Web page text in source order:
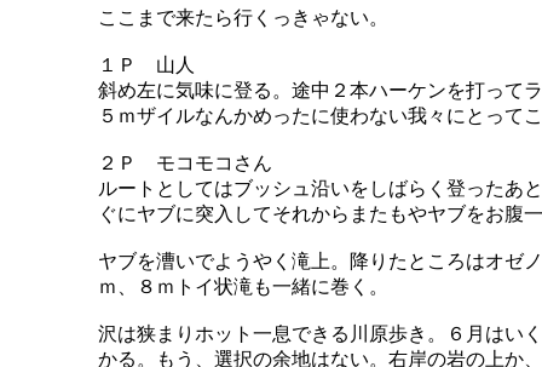
ここまで来たら行くっきゃない。
１Ｐ 山人
斜め左に気味に登る。途中２本ハーケンを打って
５ｍザイルなんかめったに使わない我々にとって
２Ｐ モコモコさん
ルートとしてはブッシュ沿いをしばらく登ったあ
ぐにヤブに突入してそれからまたもやヤブをお腹
ヤブを漕いでようやく滝上。降りたところはオゼ
ｍ、８ｍトイ状滝も一緒に巻く。
沢は狭まりホット一息できる川原歩き。６月はい
かる。もう、選択の余地はない。右岸の岩の上か